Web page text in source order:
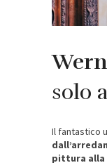
solo
Il fantastico
pittura alla